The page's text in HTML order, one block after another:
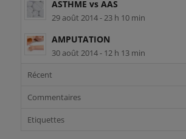
ASTHME vs AAS
29 août 2014 - 23 h 10 min
AMPUTATION
30 août 2014 - 12 h 13 min
Récent
Commentaires
Etiquettes